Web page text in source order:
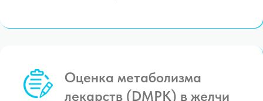
Оценка метаболизма
лекарств (DMPK) в желчи